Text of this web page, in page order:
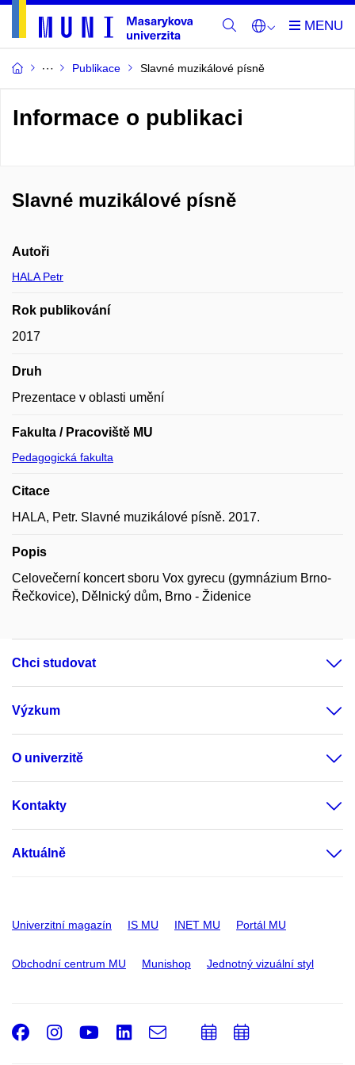
Publikace Slavné muzikálové písně
Informace o publikaci
Slavné muzikálové písně
Autoři
HALA Petr
Rok publikování
2017
Druh
Prezentace v oblasti umění
Fakulta / Pracoviště MU
Pedagogická fakulta
Citace
HALA, Petr. Slavné muzikálové písně. 2017.
Popis
Celovečerní koncert sboru Vox gyrecu (gymnázium Brno-
Řečkovice), Dělnický dům, Brno - Židenice
Chci studovat
Výzkum
O univerzitě
Kontakty
Aktuálně
Univerzitní magazín IS MU INET MU Portál MU
Obchodní centrum MU Munishop Jednotný vizuální styl
Facebook
Instagram
Youtube
LinkedIn
e-
PřidatPřidat